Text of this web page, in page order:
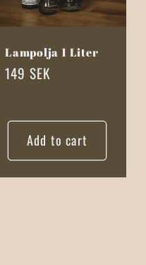
Lampolja 1 Liter
Regular
149 SEK
Add to cart